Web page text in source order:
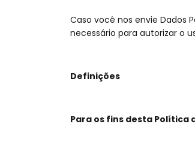
Caso você nos envie Dados
necessário para autorizar o
Definições
Para os fins desta Política